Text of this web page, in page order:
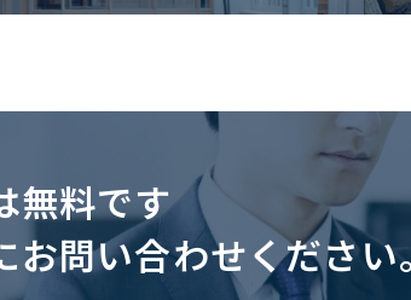
無料です
お問い合わせください